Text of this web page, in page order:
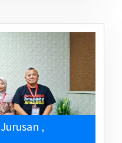
Jurusan ,